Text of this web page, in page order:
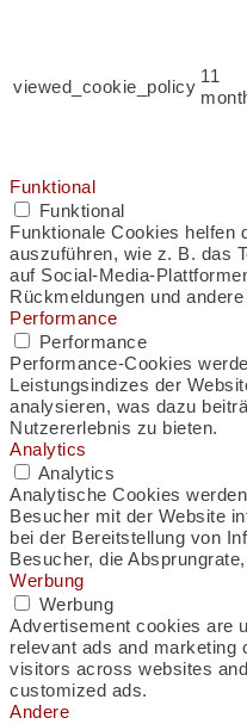
viewed_cookie_policy
11
Funktional
Funktional
Funktionale Cookies helfen
auszuführen, wie z. B. das
auf Social-Media-
Rückmeldungen und
Performance
Performance
Performance-Cookies
Leistungsindizes der
analysieren, was dazu
Nutzererlebnis zu bieten.
Analytics
Analytics
Analytische Cookies
Besucher mit der Website
bei der Bereitstellung von
Besucher, die
Werbung
Werbung
Advertisement cookies are
relevant ads and marketing
visitors across websites
customized ads.
Andere